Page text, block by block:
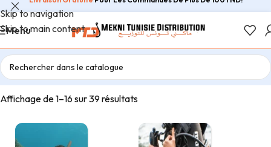
Skip to navigation
Skip to main content
Menu
Accueil/Produits identifiés “calamar”
Affichage de 1–16 sur 39 résultats